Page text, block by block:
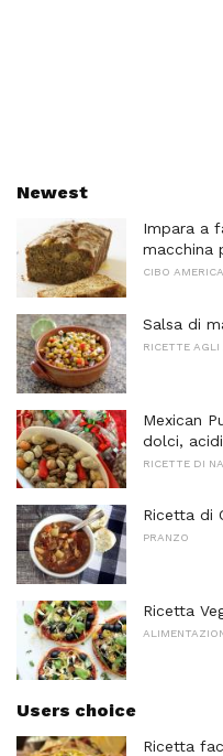
Newest
Impara a
macchina
CIBO
Salsa di
RICETTE AGLI
Mexican
dolci,
RICETTE DI
Ricetta di
PRANZO
Ricetta
Users choice
Ricetta